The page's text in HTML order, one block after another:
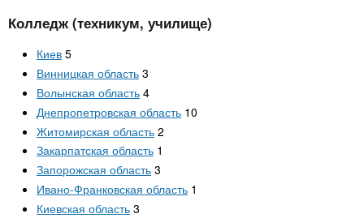
Колледж (техникум, училище)
Киев 5
Винницкая область 3
Волынская область 4
Днепропетровская область 10
Житомирская область 2
Закарпатская область 1
Запорожская область 3
Ивано-Франковская область 1
Киевская область 3